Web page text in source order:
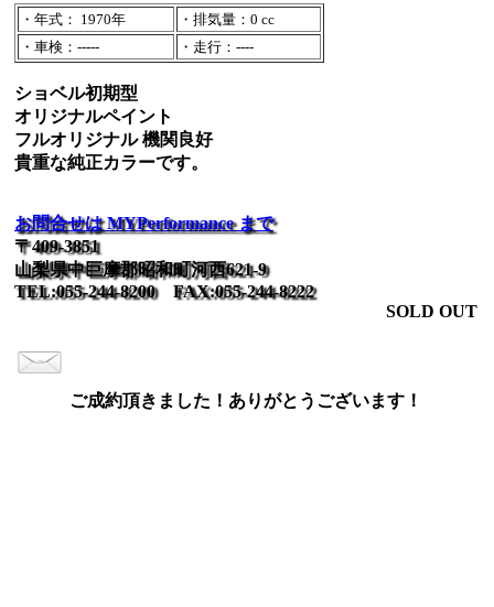
・年式： 1970年
・排気量：0 cc
・車検：-----
・走行：----
ショベル初期型
オリジナルペイント
フルオリジナル 機関良好
貴重な純正カラーです。
お問合せは MYPerformance まで
〒409-3851
山梨県中巨摩郡昭和町河西621-9
TEL:055-244-8200 FAX:055-244-8222
SOLD OUT
ご成約頂きました！ありがとうございます！